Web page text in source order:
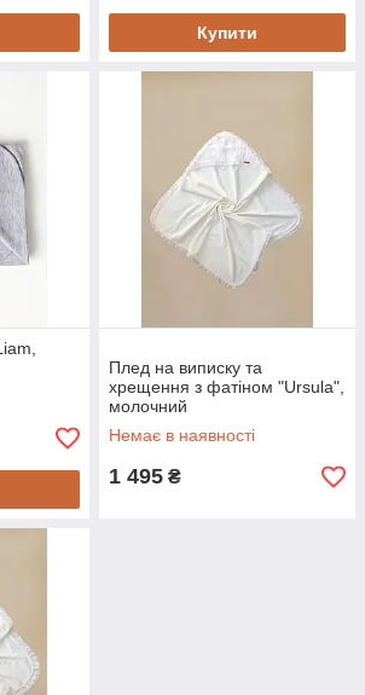
Купити
Плед на виписку та
хрещення з фатіном "Ursula",
молочний
Немає в наявності
1 495 ₴